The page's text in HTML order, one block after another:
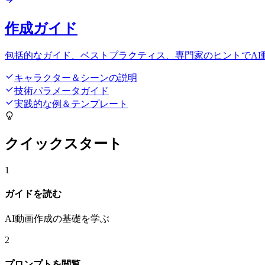
作成ガイド
包括的なガイド、ベストプラクティス、専門家のヒントでAI
キャラクター＆シーンの説明
技術パラメータガイド
実践的な例＆テンプレート
クイックスタート
1
ガイドを読む
AI動画作成の基礎を学ぶ
2